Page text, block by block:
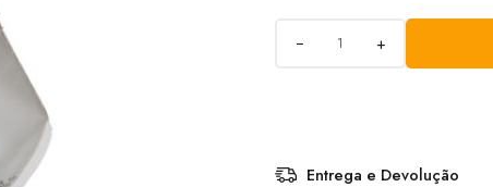
+
Entrega e Devolução